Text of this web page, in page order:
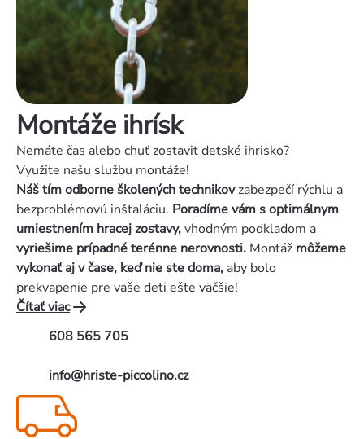
Montáže ihrísk
Nemáte čas alebo chuť zostaviť detské ihrisko?
Využite našu službu montáže!
Náš tím odborne školených technikovzabezpečí rýchlu a
bezproblémovú inštaláciu. Poradíme vám s optimálnym
umiestnením hracej zostavy,vhodným podkladom a
vyriešime prípadné terénne nerovnosti. Montáž môžeme
vykonať aj v čase, keď nie ste doma, aby bolo
prekvapenie pre vaše deti ešte väčšie!
Čítať viac
608 565 705
info@hriste-piccolino.cz